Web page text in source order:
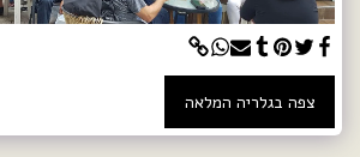
צפה בגלריה המלאה